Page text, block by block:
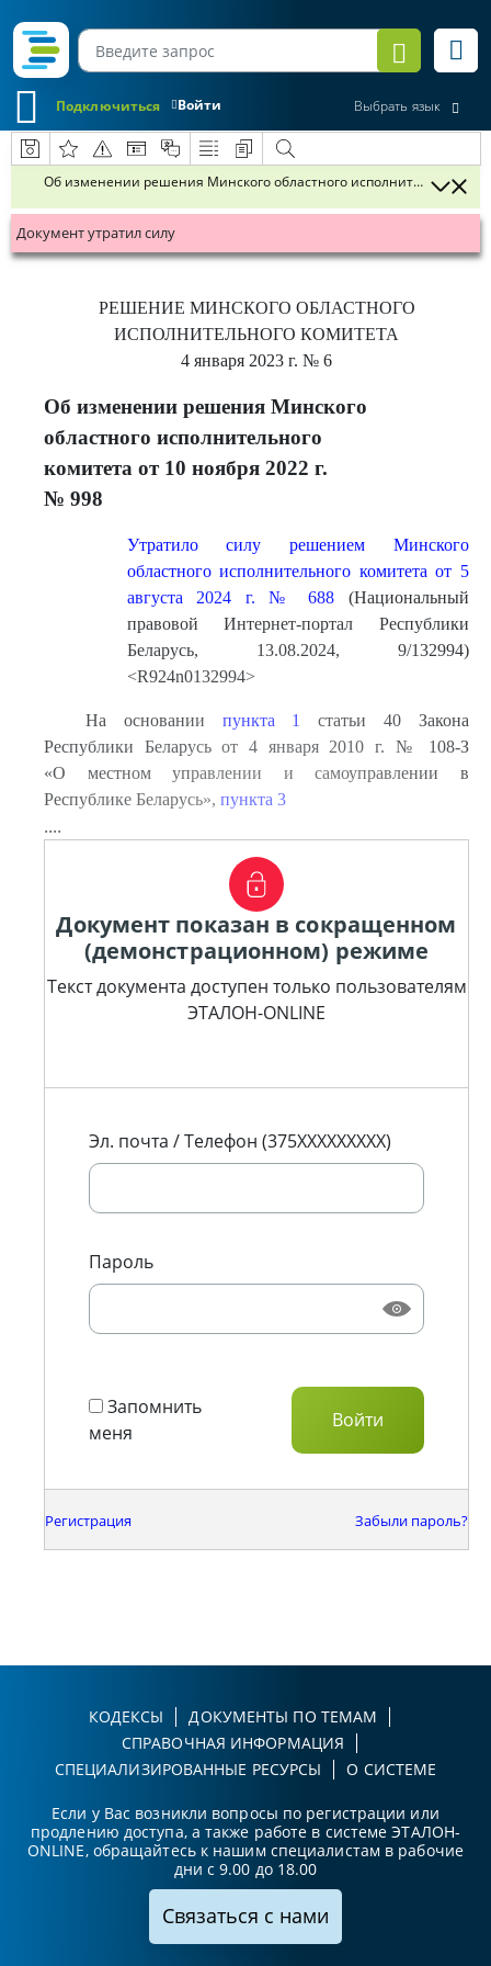
Войти
Подключиться Выбрать язык
Об изменении решения Минского областного исполнительного
Документ утратил силу
РЕШЕНИЕ МИНСКОГО ОБЛАСТНОГО
ИСПОЛНИТЕЛЬНОГО КОМИТЕТА
4 января 2023 г. № 6
Об изменении решения Минского
областного исполнительного
комитета от 10 ноября 2022 г.
№ 998
Утратило силу решением Минского
областного исполнительного комитета от 5
августа 2024 г. № 688 (Национальный
правовой Интернет-портал Республики
Беларусь, 13.08.2024, 9/132994)
<R924n0132994>
На основании пункта 1
статьи 40 Закона
Республики Беларусь от 4 января 2010 г. № 108-З
«О местном управлении и самоуправлении в
Республике Беларусь», пункта 3
....
Документ показан в сокращенном
(демонстрационном) режиме
Текст документа доступен только пользователям
ЭТАЛОН-ONLINE
Эл. почта / Телефон (375XXXXXXXXX)
Пароль
Запомнить
меня
Регистрация Забыли пароль?
КОДЕКСЫ
ДОКУМЕНТЫ ПО ТЕМАМ
СПРАВОЧНАЯ ИНФОРМАЦИЯ
СПЕЦИАЛИЗИРОВАННЫЕ РЕСУРСЫ
О СИСТЕМЕ
Если у Вас возникли вопросы по регистрации или
продлению доступа, а также работе в системе ЭТАЛОН-
ONLINE, обращайтесь к нашим специалистам в рабочие
дни с 9.00 до 18.00
Связаться с нами